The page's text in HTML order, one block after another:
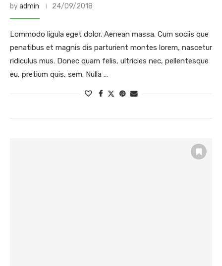
byadmin 24/09/2018
Lommodo ligula eget dolor. Aenean massa. Cum sociis que
penatibus et magnis dis parturient montes lorem, nascetur
ridiculus mus. Donec quam felis, ultricies nec, pellentesque
eu, pretium quis, sem. Nulla …